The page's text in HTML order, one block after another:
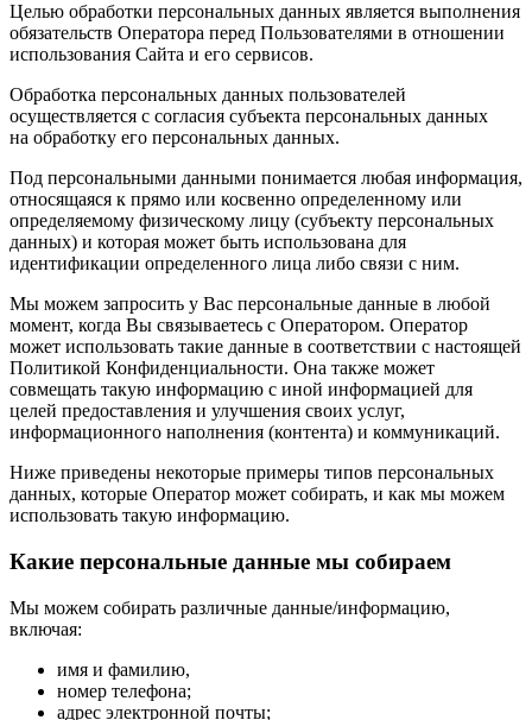
Целью обработки персональных данных является выполнения
обязательств Оператора перед Пользователями в отношении
использования Сайта и его сервисов.
Обработка персональных данных пользователей
осуществляется с согласия субъекта персональных данных
на обработку его персональных данных.
Под персональными данными понимается любая информация,
относящаяся к прямо или косвенно определенному или
определяемому физическому лицу (субъекту персональных
данных) и которая может быть использована для
идентификации определенного лица либо связи с ним.
Мы можем запросить у Вас персональные данные в любой
момент, когда Вы связываетесь с Оператором. Оператор
может использовать такие данные в соответствии с настоящей
Политикой Конфиденциальности. Она также может
совмещать такую информацию с иной информацией для
целей предоставления и улучшения своих услуг,
информационного наполнения (контента) и коммуникаций.
Ниже приведены некоторые примеры типов персональных
данных, которые Оператор может собирать, и как мы можем
использовать такую информацию.
Какие персональные данные мы собираем
Мы можем собирать различные данные/информацию,
включая:
имя и фамилию,
номер телефона;
адрес электронной почты;